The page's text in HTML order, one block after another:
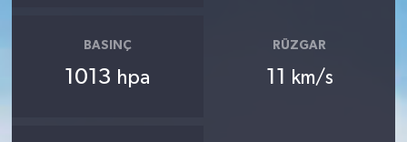
BASINÇ
1013 hpa
RÜZGAR
11 km/s